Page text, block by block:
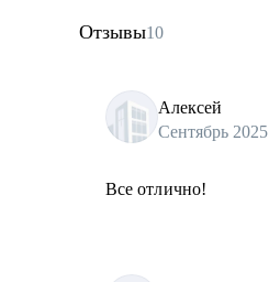
Отзывы10
Алексей
Сентябрь 2025
Все отлично!